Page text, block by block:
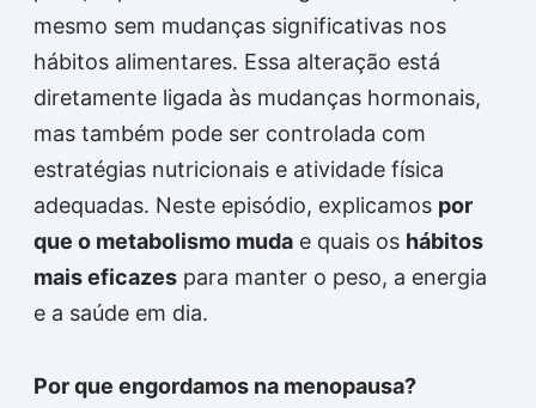
mesmo sem mudanças significativas nos
hábitos alimentares. Essa alteração está
diretamente ligada às mudanças hormonais,
mas também pode ser controlada com
estratégias nutricionais e atividade física
adequadas. Neste episódio, explicamos por
que o metabolismo mudae quais os hábitos
mais eficazespara manter o peso, a energia
e a saúde em dia.
Por que engordamos na menopausa?